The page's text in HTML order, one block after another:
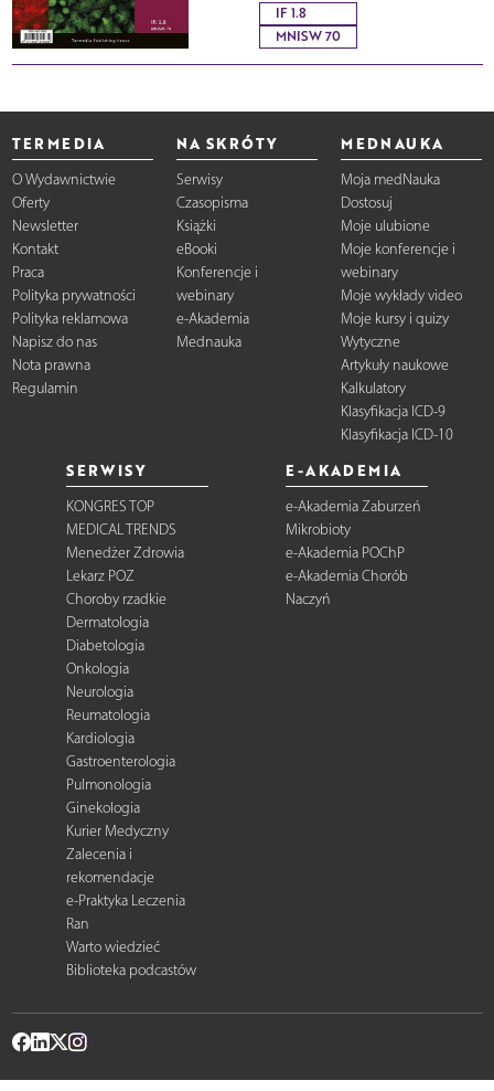
IF 1.8
MNISW 70
TERMEDIA
O Wydawnictwie
Oferty
Newsletter
Kontakt
Praca
Polityka prywatności
Polityka reklamowa
Napisz do nas
Nota prawna
Regulamin
NA SKRÓTY
Serwisy
Czasopisma
Książki
eBooki
Konferencje i
webinary
e-Akademia
Mednauka
MEDNAUKA
Moja medNauka
Dostosuj
Moje ulubione
Moje konferencje i
webinary
Moje wykłady video
Moje kursy i quizy
Wytyczne
Artykuły naukowe
Kalkulatory
Klasyfikacja ICD-9
Klasyfikacja ICD-10
SERWISY
KONGRES TOP
MEDICAL TRENDS
Menedżer Zdrowia
Lekarz POZ
Choroby rzadkie
Dermatologia
Diabetologia
Onkologia
Neurologia
Reumatologia
Kardiologia
Gastroenterologia
Pulmonologia
Ginekologia
Kurier Medyczny
Zalecenia i
rekomendacje
e-Praktyka Leczenia
Ran
Warto wiedzieć
Biblioteka podcastów
E-AKADEMIA
e-Akademia Zaburzeń
Mikrobioty
e-Akademia POChP
e-Akademia Chorób
Naczyń